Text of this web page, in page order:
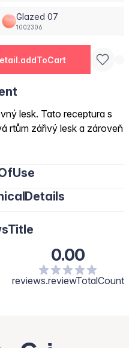
Glazed 07
1002306
lesk. Tato receptura s
rtům zářivý lesk a zároveň
0.00
reviews.reviewTotalCount